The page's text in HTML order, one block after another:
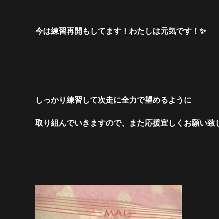
今は練習再開もしてます！わたしは元気です！✨
しっかり練習して次走に全力で望めるように
取り組んでいきますので、また応援宜しくお願い致